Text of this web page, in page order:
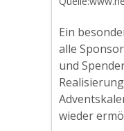
Ein
alle
und
wieder